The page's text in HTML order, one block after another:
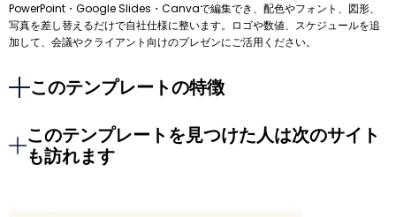
PowerPoint・Google Slides・Canvaで編集でき、配色やフォント、図形、
写真を差し替えるだけで自社仕様に整います。ロゴや数値、スケジュールを追
加して、会議やクライアント向けのプレゼンにご活用ください。
このテンプレートの特徴
このテンプレートを見つけた人は次のサイト
も訪れます